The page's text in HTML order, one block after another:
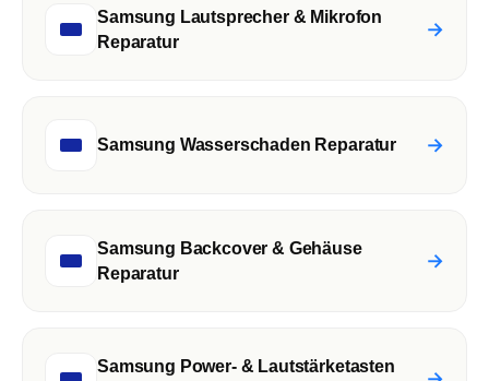
Samsung Lautsprecher & Mikrofon
Reparatur
→
Samsung Wasserschaden Reparatur →
Samsung Backcover & Gehäuse
Reparatur
→
Samsung Power- & Lautstärketasten